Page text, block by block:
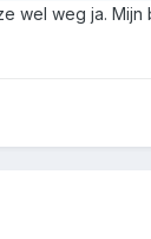
wel weg ja.